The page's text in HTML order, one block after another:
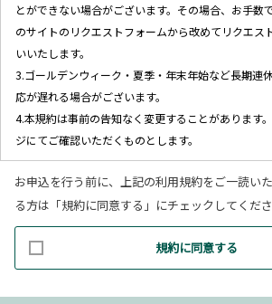
とができない場合がございます。その場合、お手数
のサイトのリクエストフォームから改めてリクエス
いいたします。
3.ゴールデンウィーク・夏季・年末年始など長期連
応が遅れる場合がございます。
4.本規約は事前の告知なく変更することがあります
ジにてご確認いただくものとします。
【個人情報の取り扱いについて】
1.当社ホームページ上に掲示する「プライバシー・
2.当社が取得したお客様の個人情報（本リクエスト
お申込を行う前に、上記の利用規約をご一読い
る方は「規約に同意する」にチェックしてくださ
規約に同意する